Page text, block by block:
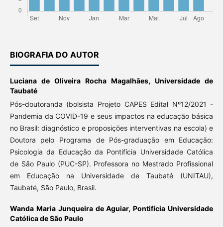
BIOGRAFIA DO AUTOR
Luciana de Oliveira Rocha Magalhães,Universidade de
Taubaté
Pós-doutoranda (bolsista Projeto CAPES Edital Nº12/2021 -
Pandemia da COVID-19 e seus impactos na educação básica
no Brasil: diagnóstico e proposições interventivas na escola) e
Doutora pelo Programa de Pós-graduação em Educação:
Psicologia da Educação da Pontifícia Universidade Católica
de São Paulo (PUC-SP). Professora no Mestrado Profissional
em Educação na Universidade de Taubaté (UNITAU),
Taubaté, São Paulo, Brasil.
Wanda Maria Junqueira de Aguiar,Pontifícia Universidade
Católica de São Paulo